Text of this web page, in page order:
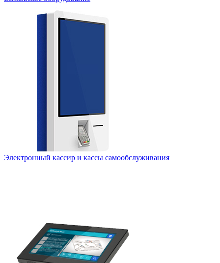
Электронный кассир и кассы самообслуживания